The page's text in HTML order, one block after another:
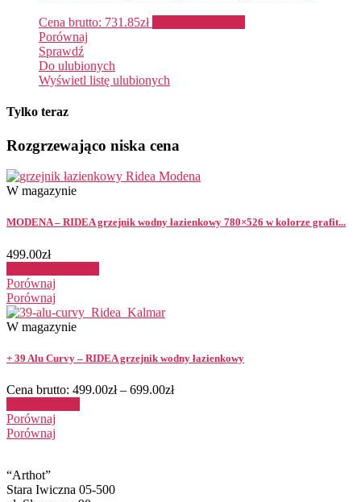
Cena brutto: 731.85zł
Porównaj
Sprawdź
Do ulubionych
Wyświetl listę ulubionych
Tylko teraz
Rozgrzewająco niska cena
W magazynie
MODENA – RIDEA grzejnik wodny łazienkowy 780×526 w kolorze grafit...
499.00zł
Porównaj
Porównaj
W magazynie
+ 39 Alu Curvy – RIDEA grzejnik wodny łazienkowy
Cena brutto: 499.00zł– 699.00zł
Porównaj
Porównaj
“Arthot”
Stara Iwiczna 05-500